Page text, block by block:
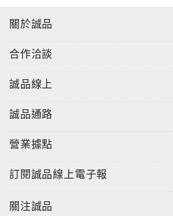
關於誠品
合作洽談
誠品線上
誠品通路
營業據點
訂閱誠品線上電子報
關注誠品